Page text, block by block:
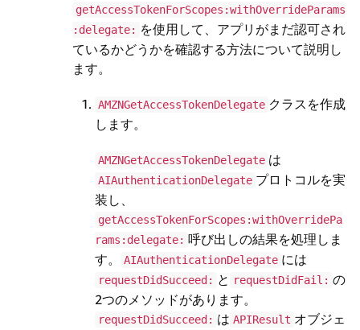
getAccessTokenForScopes:withOverrideParams
:delegate: を使用して、アプリがまだ認可され
ているかどうかを確認する方法について説明し
ます。
AMZNGetAccessTokenDelegate クラスを作成
します。
AMZNGetAccessTokenDelegate は
AIAuthenticationDelegate プロトコルを実
装し、
getAccessTokenForScopes:withOverridePa
rams:delegate: 呼び出しの結果を処理しま
す。
AIAuthenticationDelegate には
requestDidSucceed: と requestDidFail: の
2つのメソッドがあります。
requestDidSucceed: は APIResult オブジェ